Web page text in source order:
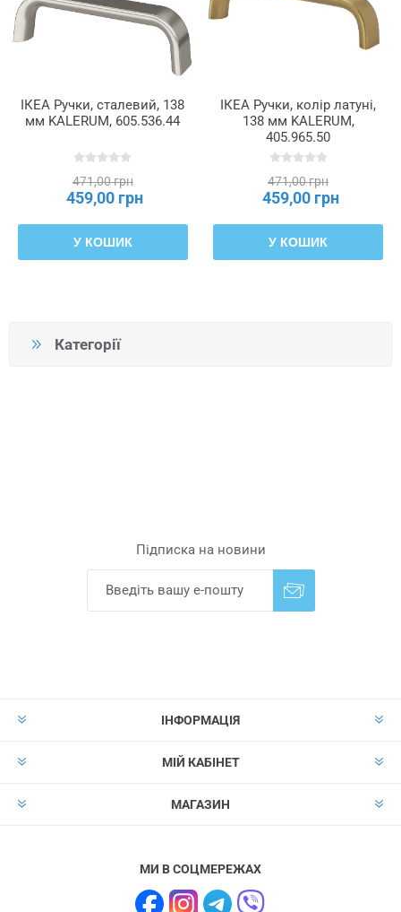
Категорії
ІКЕА Ручки, сталевий, 138
мм KALERUM, 605.536.44
471,00 грн
459,00 грн
У КОШИК
ІКЕА Ручки, колір латуні,
138 мм KALERUM,
405.965.50
471,00 грн
459,00 грн
У КОШИК
Підписка на новини
ІНФОРМАЦІЯ
МІЙ КАБІНЕТ
МАГАЗИН
МИ В СОЦМЕРЕЖАХ